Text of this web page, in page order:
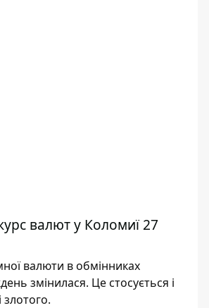
валют у Коломиї 27
валюти в обмінниках
змінилася. Це стосується і
злотого.